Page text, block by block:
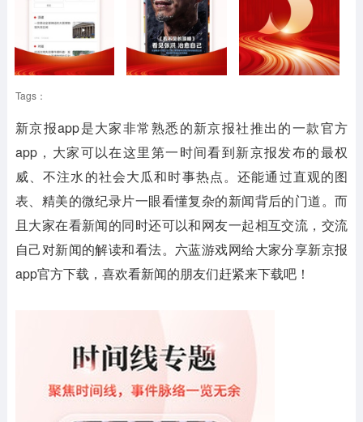
Tags：
新京报app是大家非常熟悉的新京报社推出的一款官方
app，大家可以在这里第一时间看到新京报发布的最权
威、不注水的社会大瓜和时事热点。还能通过直观的图
表、精美的微纪录片一眼看懂复杂的新闻背后的门道。而
且大家在看新闻的同时还可以和网友一起相互交流，交流
自己对新闻的解读和看法。六蓝游戏网给大家分享新京报
app官方下载，喜欢看新闻的朋友们赶紧来下载吧！